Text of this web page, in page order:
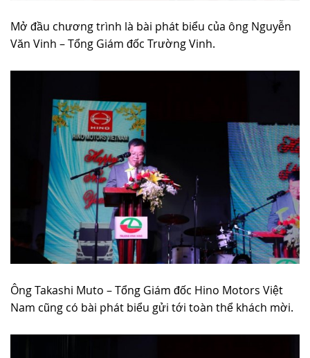
Mở đầu chương trình là bài phát biểu của ông Nguyễn
Văn Vinh – Tổng Giám đốc Trường Vinh.
Ông Takashi Muto – Tổng Giám đốc Hino Motors Việt
Nam cũng có bài phát biểu gửi tới toàn thể khách mời.